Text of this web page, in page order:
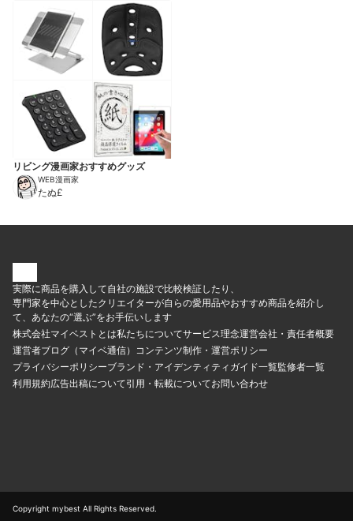
リビング漫画家おすすめグッズ
WEB漫画家
たぬ£
実際に商品を購入して自社の施設で比較検証したり、
専門家を中心としたクリエイターが自らの愛用品やおすすめ商品を紹介し
て、あなたの“選ぶ”をお手伝いします
株式会社マイベストとは私たちについてサービス理念運営会社・責任者概要
運営者ブログ（マイベ通信） コンテンツ制作・運営ポリシー
プライバシーポリシーブランド・アイデンティティ ガイド一覧監修者一覧
利用規約広告出稿について引用・転載についてお問い合わせ
Copyright mybest All Rights Reserved.